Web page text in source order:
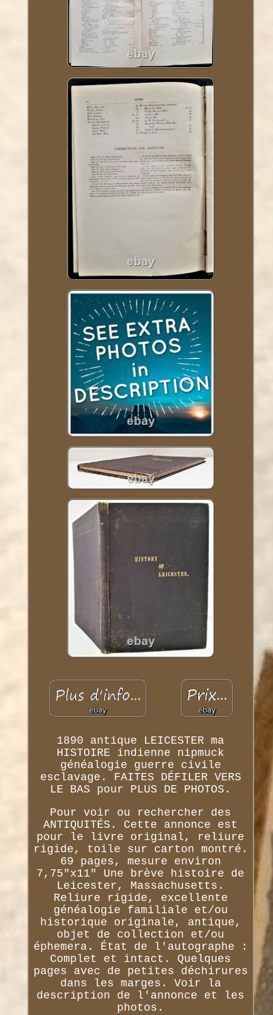
1890 antique LEICESTER ma
HISTOIRE indienne nipmuck
généalogie guerre civile
esclavage. FAITES DÉFILER VERS
LE BAS pour PLUS DE PHOTOS.
Pour voir ou rechercher des
ANTIQUITÉS. Cette annonce est
pour le livre original, reliure
rigide, toile sur carton montré.
69 pages, mesure environ
7,75"x11" Une brève histoire de
Leicester, Massachusetts.
Reliure rigide, excellente
généalogie familiale et/ou
historique originale, antique,
objet de collection et/ou
éphemera. État de l'autographe :
Complet et intact. Quelques
pages avec de petites déchirures
dans les marges. Voir la
description de l'annonce et les
photos.